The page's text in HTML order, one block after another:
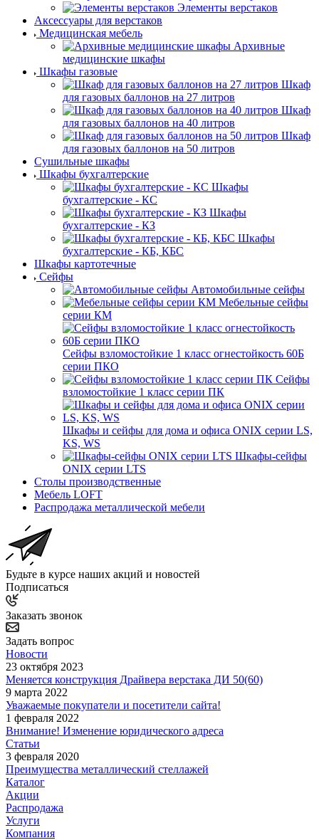
Элементы верстаков
Аксессуары для верстаков
Медицинская мебель
Архивные
медицинские шкафы
Шкафы газовые
Шкаф
для газовых баллонов на 27 литров
Шкаф
для газовых баллонов на 40 литров
Шкаф
для газовых баллонов на 50 литров
Сушильные шкафы
Шкафы бухгалтерские
Шкафы
бухгалтерские - КС
Шкафы
бухгалтерские - КЗ
Шкафы
бухгалтерские - КБ, КБС
Шкафы картотечные
Сейфы
Автомобильные сейфы
Мебельные сейфы
серии КМ
Сейфы взломостойкие 1 класс огнестойкость 60Б
серии ПКО
Сейфы
взломостойкие 1 класс серии ПК
Шкафы и сейфы для дома и офиса ONIX серии LS,
KS, WS
Шкафы-сейфы
ONIX серии LTS
Столы производственные
Мебель LOFT
Распродажа металлической мебели
Будьте в курсе наших акций и новостей
Подписаться
Заказать звонок
Задать вопрос
Новости
23 октября 2023
Меняется конструкция Драйвера верстака ДИ 50(60)
9 марта 2022
Уважаемые покупатели и посетители сайта!
1 февраля 2022
Внимание! Изменение юридического адреса
Статьи
3 февраля 2020
Преимущества металлический стеллажей
Каталог
Акции
Распродажа
Услуги
Компания